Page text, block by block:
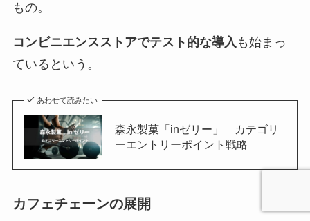
もの。
コンビニエンスストアでテスト的な導入 も始まっ
ているという。
あわせて読みたい
森永製菓「inゼリー」 カテゴリ
ーエントリーポイント戦略
カフェチェーンの展開